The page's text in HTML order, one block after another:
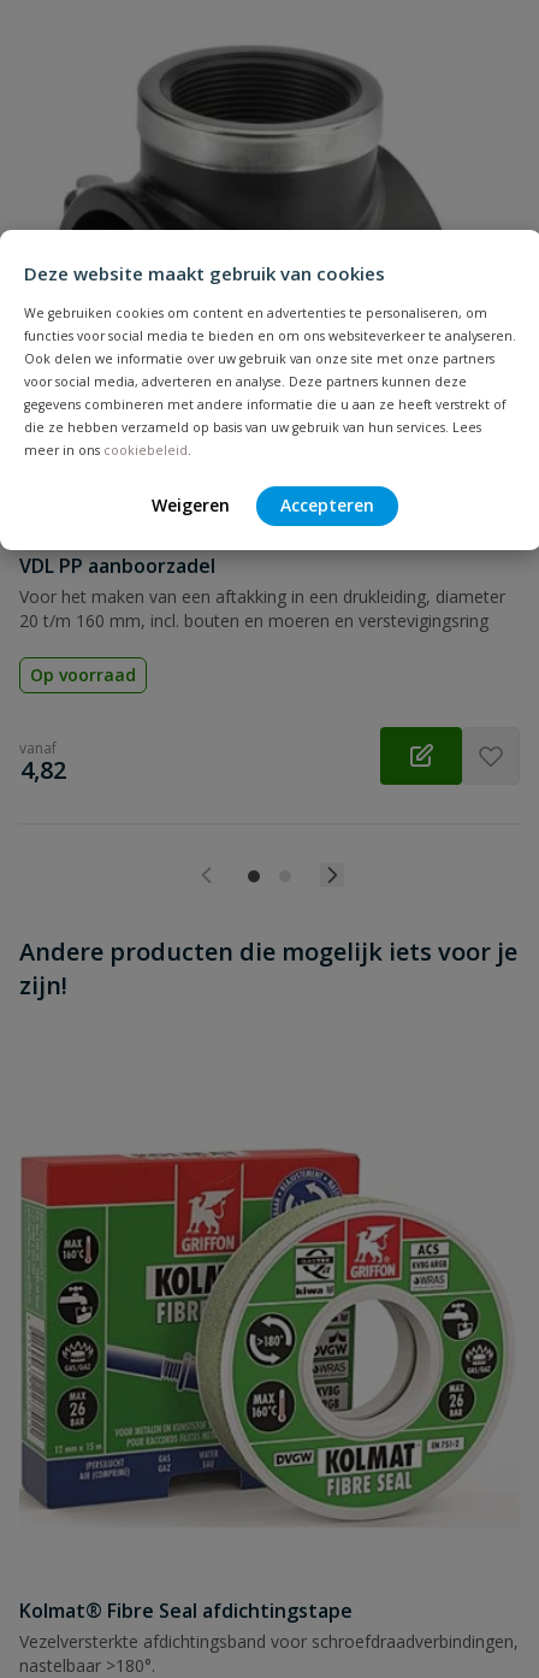
Deze website maakt gebruik van cookies
We gebruiken cookies om content en advertenties te personaliseren, om
functies voor social media te bieden en om ons websiteverkeer te analyseren.
Ook delen we informatie over uw gebruik van onze site met onze partners
voor social media, adverteren en analyse. Deze partners kunnen deze
gegevens combineren met andere informatie die u aan ze heeft verstrekt of
die ze hebben verzameld op basis van uw gebruik van hun services. Lees
meer in ons cookiebeleid
Weigeren Accepteren
Uw waardering:
Samenvatting
Beoordeling
Beoordeling versturen
VDL PP aanboorzadel
Voor het maken van een aftakking in een drukleiding, diameter
20 t/m 160 mm, incl. bouten en moeren en verstevigingsring
Op voorraad
vanaf
€
4,82
Andere producten die mogelijk iets voor je
zijn!
Kolmat® Fibre Seal afdichtingstape
Vezelversterkte afdichtingsband voor schroefdraadverbindingen,
nastelbaar >180°.